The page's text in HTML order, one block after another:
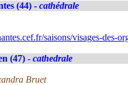
(44) - cathédrale
saisons/visages-des-
(47) - cathedrale
Bruet